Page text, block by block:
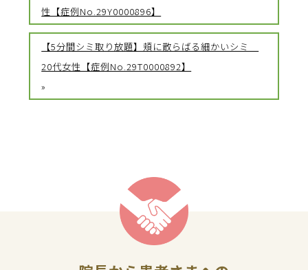
性【症例No.29Y0000896】
【5分間シミ取り放題】頬に散らばる細かいシミ
20代女性【症例No.29T0000892】
»